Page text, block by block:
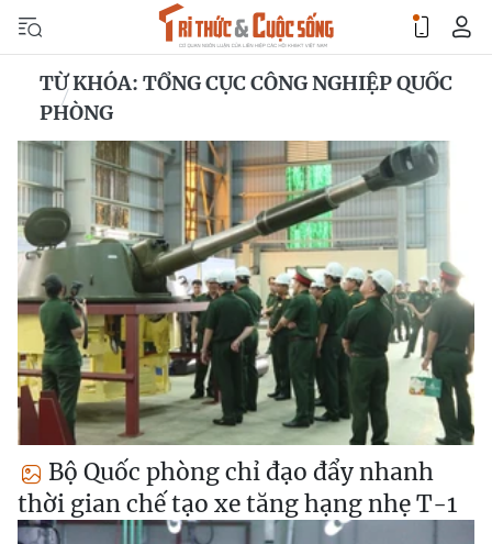
TỪ KHÓA: TỔNG CỤC CÔNG NGHIỆP QUỐC
PHÒNG
Bộ Quốc phòng chỉ đạo đẩy nhanh
thời gian chế tạo xe tăng hạng nhẹ T-1